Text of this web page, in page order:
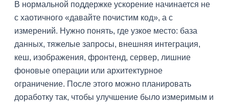
В нормальной поддержке ускорение начинается не
с хаотичного «давайте почистим код», а с
измерений. Нужно понять, где узкое место: база
данных, тяжелые запросы, внешняя интеграция,
кеш, изображения, фронтенд, сервер, лишние
фоновые операции или архитектурное
ограничение. После этого можно планировать
доработку так, чтобы улучшение было измеримым и